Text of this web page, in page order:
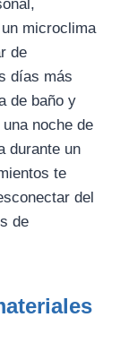
microclima
de
días más
de baño y
noche de
durante un
te
del
de